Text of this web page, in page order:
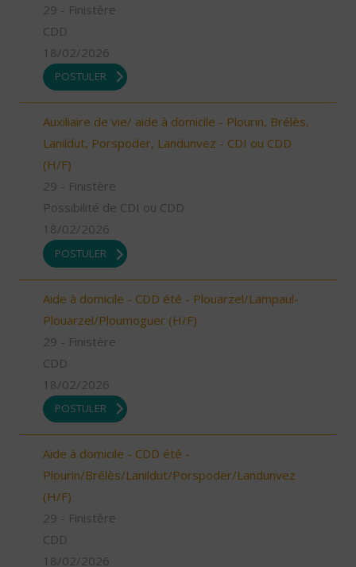
29 - Finistère
CDD
18/02/2026
POSTULER
Auxiliaire de vie/ aide à domicile - Plourin, Brélès,
Lanildut, Porspoder, Landunvez - CDI ou CDD
(H/F)
29 - Finistère
Possibilité de CDI ou CDD
18/02/2026
POSTULER
Aide à domicile - CDD été - Plouarzel/Lampaul-
Plouarzel/Ploumoguer (H/F)
29 - Finistère
CDD
18/02/2026
POSTULER
Aide à domicile - CDD été -
Plourin/Brélès/Lanildut/Porspoder/Landunvez
(H/F)
29 - Finistère
CDD
18/02/2026